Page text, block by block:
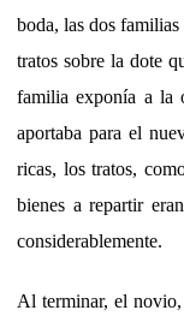
boda, las dos
tratos sobre la dote
familia exponía a la
aportaba para el
ricas, los tratos,
bienes a repartir
considerablemente.
Al terminar, el novio,